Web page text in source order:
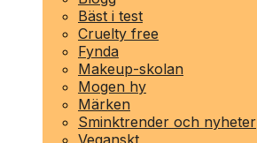
Bäst i test
Cruelty free
Fynda
Makeup-skolan
Mogen hy
Märken
Sminktrender och nyheter
Veganskt